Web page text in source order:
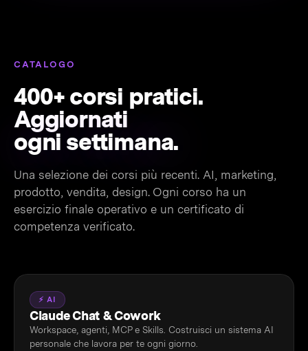
CATALOGO
400+ corsi pratici.
Aggiornati
ogni settimana.
Una selezione dei corsi più recenti. AI, marketing,
prodotto, vendita, design. Ogni corso ha un
esercizio finale operativo e un certificato di
competenza verificato.
⚡ AI
Claude Chat & Cowork
Workspace, agenti, MCP e Skills. Costruisci un sistema AI
personale che lavora per te ogni giorno.